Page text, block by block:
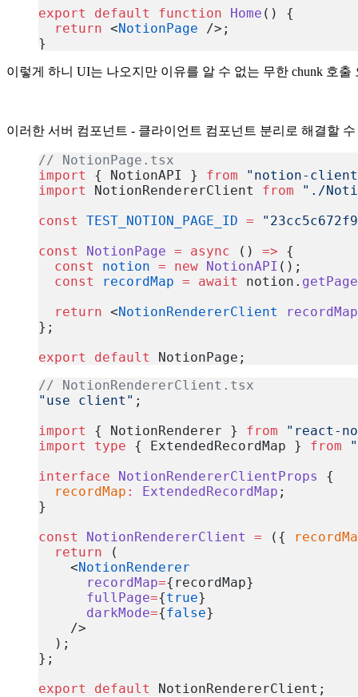
export
default function Home () {
  return
<NotionPage />;
}
이렇게 하니 UI는 나오지만 이유를 알 수 없는 무한 chunk 호출
이러한 서버 컴포넌트 - 클라이언트 컴포넌트 분리로 해결할
// NotionPage.tsx
import
{ NotionAPI } from "notion-
import
NotionRendererClient from "./
const
TEST_NOTION_PAGE_ID =
const
NotionPage = async () => {
  const
notion = new NotionAPI ();
  const
recordMap = await notion. getPage
  return
<NotionRendererClient
recordMap
};
export
default NotionPage;
// NotionRendererClient.tsx
"use client" ;
import
{ NotionRenderer } from "react-
import
type { ExtendedRecordMap } from
interface NotionRendererClientProps
{
  recordMap
: ExtendedRecordMap ;
}
const
NotionRendererClient = ({
  return
(
    <
NotionRenderer
      recordMap
={recordMap}
      fullPage
={true}
      darkMode
={false}
    />
  );
};
export
default NotionRendererClient;